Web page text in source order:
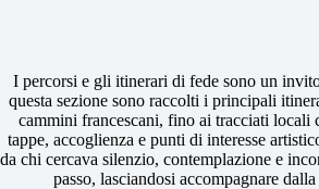
I percorsi e gli itinerari di fede sono un
questa sezione sono raccolti i principali
cammini francescani, fino ai tracciati locali
tappe, accoglienza e punti di interesse
da chi cercava silenzio, contemplazione e
passo, lasciandosi accompagnare